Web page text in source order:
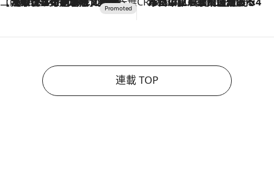
連載 TOP